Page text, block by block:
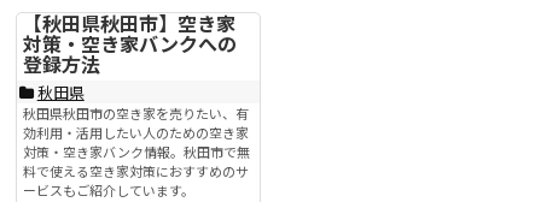
【秋田県秋田市】空き家
対策・空き家バンクへの
登録方法
秋田県
秋田県秋田市の空き家を売りたい、有
効利用・活用したい人のための空き家
対策・空き家バンク情報。秋田市で無
料で使える空き家対策におすすめのサ
ービスもご紹介しています。